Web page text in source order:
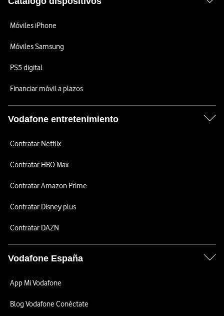
Móviles iPhone
Móviles Samsung
PS5 digital
Financiar móvil a plazos
Vodafone entretenimiento
Contratar Netflix
Contratar HBO Max
Contratar Amazon Prime
Contratar Disney plus
Contratar DAZN
Vodafone España
App Mi Vodafone
Blog Vodafone Conéctate